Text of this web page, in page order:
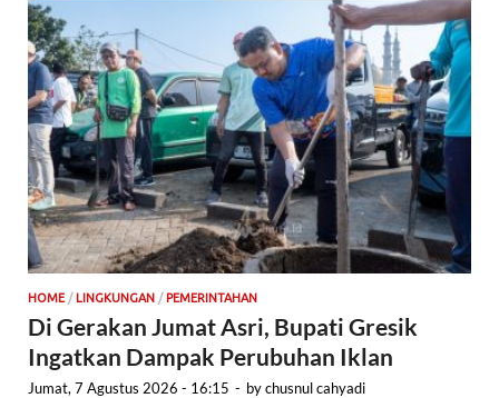
HOME / LINGKUNGAN / PEMERINTAHAN
Di Gerakan Jumat Asri, Bupati Gresik
Ingatkan Dampak Perubuhan Iklan
Jumat, 7 Agustus 2026 - 16:15 - bychusnul cahyadi